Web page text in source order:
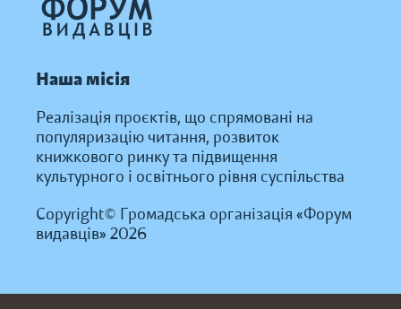
Наша місія
Реалізація проєктів, що спрямовані на
популяризацію читання, розвиток
книжкового ринку та підвищення
культурного і освітнього рівня суспільства
Copyright© Громадська організація «Форум
видавців» 2026